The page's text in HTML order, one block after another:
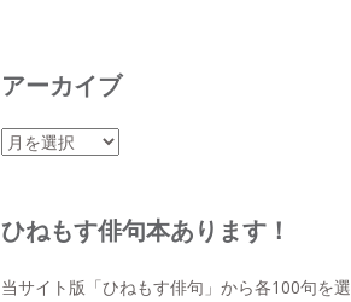
アーカイブ
ア
イ
ひねもす俳句本あります！
当サイト版「ひねもす俳句」から各100句を選